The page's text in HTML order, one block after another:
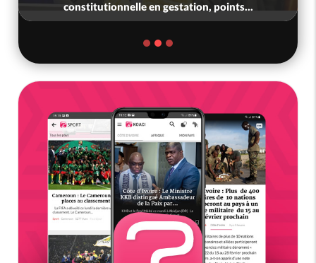
constitutionnelle en gestation, points...